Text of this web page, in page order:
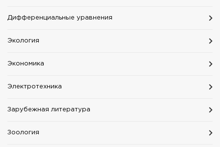
Дифференциальные уравнения
Экология
Экономика
Электротехника
Зарубежная литература
Зоология